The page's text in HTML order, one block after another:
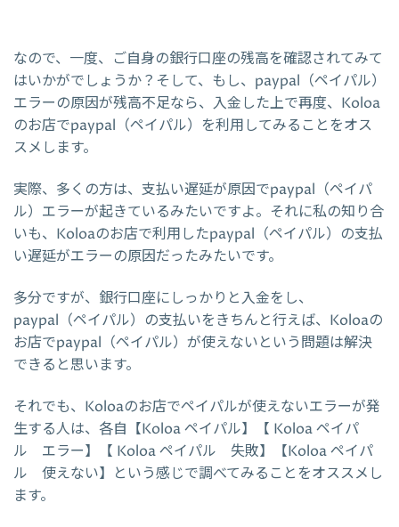
なので、一度、ご自身の銀行口座の残高を確認されてみて
はいかがでしょうか？そして、もし、paypal（ペイパル）
エラーの原因が残高不足なら、入金した上で再度、Koloa
のお店でpaypal（ペイパル）を利用してみることをオス
スメします。
実際、多くの方は、支払い遅延が原因でpaypal（ペイパ
ル）エラーが起きているみたいですよ。それに私の知り合
いも、Koloaのお店で利用したpaypal（ペイパル）の支払
い遅延がエラーの原因だったみたいです。
多分ですが、銀行口座にしっかりと入金をし、
paypal（ペイパル）の支払いをきちんと行えば、Koloaの
お店でpaypal（ペイパル）が使えないという問題は解決
できると思います。
それでも、Koloaのお店でペイパルが使えないエラーが発
生する人は、各自【Koloa ペイパル】【 Koloa ペイパ
ル エラー】【 Koloa ペイパル 失敗】【Koloa ペイパ
ル 使えない】という感じで調べてみることをオススメし
ます。